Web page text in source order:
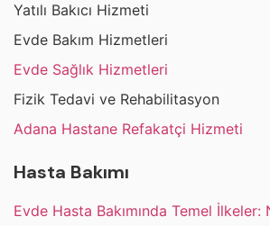
Yatılı Bakıcı Hizmeti
Evde Bakım Hizmetleri
Evde Sağlık Hizmetleri
Fizik Tedavi ve Rehabilitasyon
Adana Hastane Refakatçi Hizmeti
Hasta Bakımı
Evde Hasta Bakımında Temel İlkeler: